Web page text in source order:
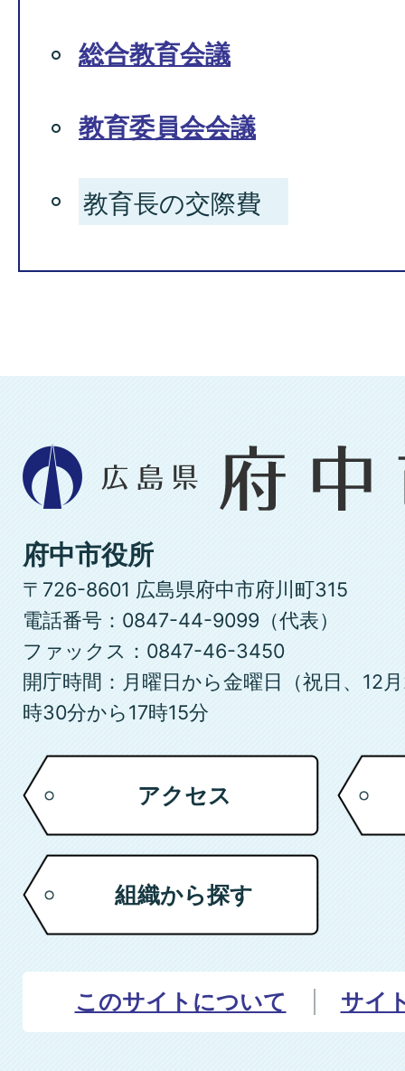
総合教育会議
教育委員会会議
教育長の交際費
広
島
県
府
中
市
府中市役所
〒726-8601 広島県府中市府川町315
電話番号：0847-44-9099（代表）
ファックス：0847-46-3450
開庁時間：月曜日から金曜日（祝日、12
時30分から17時15分
アクセス
組織から探す
このサイトについて サイ